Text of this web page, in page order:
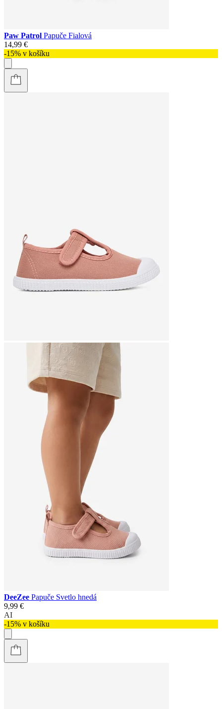
Paw Patrol Papuče Fialová
14,99 €
-15% v košíku
DeeZee Papuče Svetlo hnedá
9,99 €
AI
-15% v košíku